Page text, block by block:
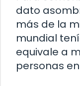
dato
más de la
mundial
equivale a
personas